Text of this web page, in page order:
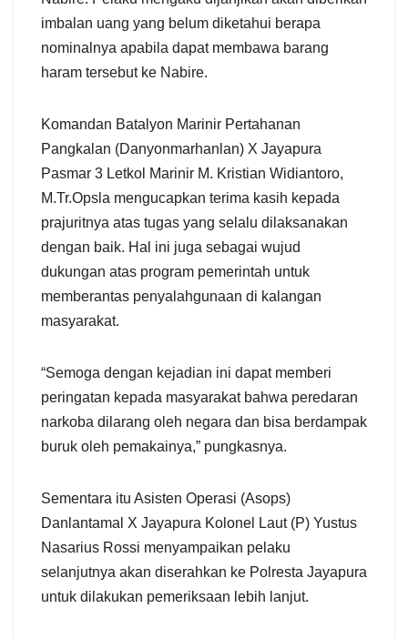
imbalan uang yang belum diketahui berapa
nominalnya apabila dapat membawa barang
haram tersebut ke Nabire.
Komandan Batalyon Marinir Pertahanan
Pangkalan (Danyonmarhanlan) X Jayapura
Pasmar 3 Letkol Marinir M. Kristian Widiantoro,
M.Tr.Opsla mengucapkan terima kasih kepada
prajuritnya atas tugas yang selalu dilaksanakan
dengan baik. Hal ini juga sebagai wujud
dukungan atas program pemerintah untuk
memberantas penyalahgunaan di kalangan
masyarakat.
“Semoga dengan kejadian ini dapat memberi
peringatan kepada masyarakat bahwa peredaran
narkoba dilarang oleh negara dan bisa berdampak
buruk oleh pemakainya,” pungkasnya.
Sementara itu Asisten Operasi (Asops)
Danlantamal X Jayapura Kolonel Laut (P) Yustus
Nasarius Rossi menyampaikan pelaku
selanjutnya akan diserahkan ke Polresta Jayapura
untuk dilakukan pemeriksaan lebih lanjut.